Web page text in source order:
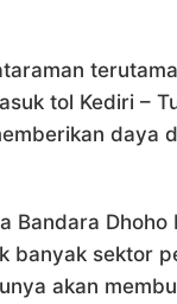
tol Kediri –
daya
Bandara
banyak sektor
akan